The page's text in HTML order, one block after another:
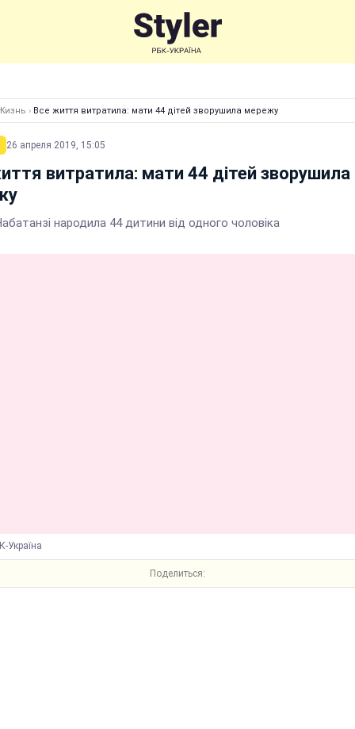
› Все життя витратила: мати 44 дітей зворушила мережу
26 апреля 2019, 15:05
витратила: мати 44 дітей зворушила
народила 44 дитини від одного чоловіка
Україна
Поделиться: